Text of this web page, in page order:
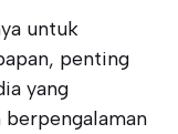
untuk
penting
yang